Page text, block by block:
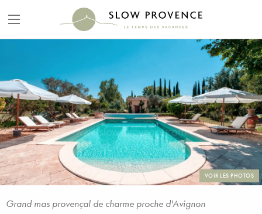
VOIR LES PHOTOS
Grand mas provençal de charme proche d'Avignon